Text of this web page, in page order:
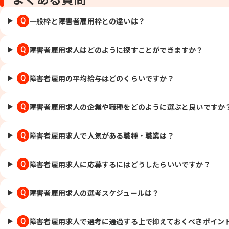
Q 一般枠と障害者雇用枠との違いは？
Q 障害者雇用求人はどのように探すことができますか？
Q 障害者雇用の平均給与はどのくらいですか？
Q 障害者雇用求人の企業や職種をどのように選ぶと良いですか
Q 障害者雇用求人で人気がある職種・職業は？
Q 障害者雇用求人に応募するにはどうしたらいいですか？
Q 障害者雇用求人の選考スケジュールは？
Q 障害者雇用求人で選考に通過する上で抑えておくべきポイン